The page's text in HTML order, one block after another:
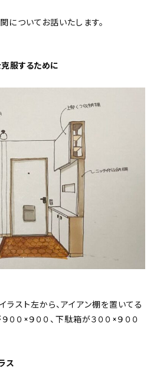
ついてお話いたします。
服するために
スト左から、アイアン棚を置いてる
００×９００、下駄箱が３００×９００
ス